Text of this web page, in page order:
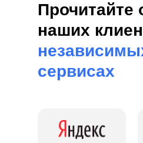
Прочитайте
наших
сервисах